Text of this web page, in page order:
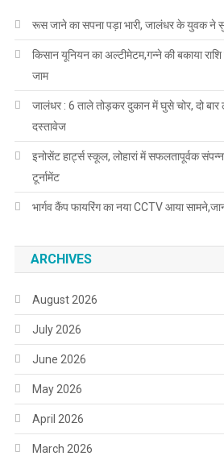
रूस जाने का सपना पड़ा भारी, जालंधर के युवक ने
किसान यूनियन का अल्टीमेटम,गन्ने की बकाया राशि
जाम
जालंधर : 6 ताले तोड़कर दुकान में घुसे चोर, दो
दस्तावेज
इनोसेंट हार्ट्स स्कूल, लोहारां में सफलतापूर्वक
टूर्नामेंट
भार्गव कैंप फायरिंग का नया CCTV आया
ARCHIVES
August 2026
July 2026
June 2026
May 2026
April 2026
March 2026